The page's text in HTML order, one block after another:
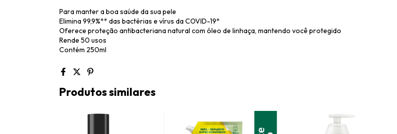
Para manter a boa saúde da sua pele
Elimina 99,9%** das bactérias e vírus da COVID-19*
Oferece proteção antibacteriana natural com óleo de linhaça, mantendo você protegido
Rende 50 usos
Contém 250ml
Produtos similares